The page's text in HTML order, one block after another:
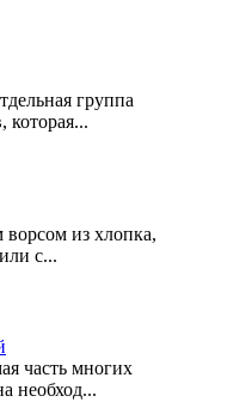
группа
которая...
ворсом из хлопка,
с...
часть многих
необход...